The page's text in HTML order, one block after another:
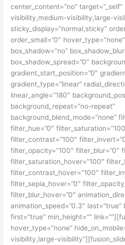
center_content=”no”
visibility,medium-visibility,large-
sticky_display=”normal,sticky”
order_small=”0″
box_shadow=”no”
box_shadow_spread=”0″
gradient_start_position=”0″
gradient_type=”linear”
linear_angle=”180″
background_repeat=”no-repeat”
background_blend_mode=”none”
filter_hue=”0″
filter_contrast=”100″
filter_opacity=”100″ filter_blur=”0″
filter_saturation_hover=”100″
filter_contrast_hover=”100″
filter_sepia_hover=”0″
filter_blur_hover=”0″
animation_speed=”0.3″ last=”true”
first=”true” min_height=””
hover_type=”none”
visibility,large-